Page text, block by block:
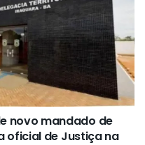
novo mandado de
oficial de Justiça na